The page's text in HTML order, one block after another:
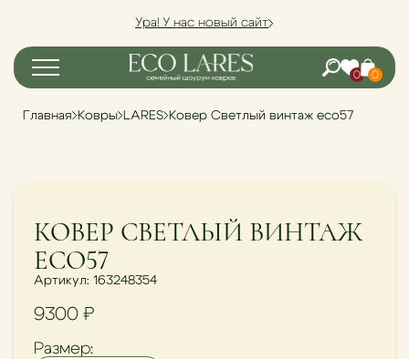
Ура! У нас новый сайт
0 0
Главная Ковры LARES Ковер Светлый винтаж eco57
КОВЕР СВЕТЛЫЙ ВИНТАЖ
ECO57
Артикул: 163248354
9300 ₽
Размер: